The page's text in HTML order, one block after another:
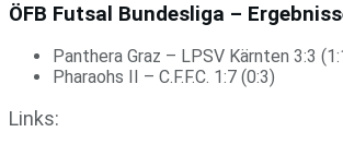
ÖFB Futsal Bundesliga –
Panthera Graz – LPSV Kärnten 3:3
Pharaohs II – C.F.F.C. 1:7 (0:3)
Links: